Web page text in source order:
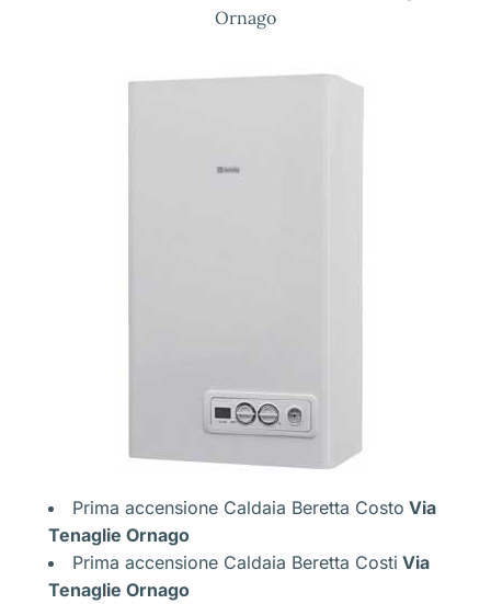
Ornago
Prima accensione Caldaia Beretta Costo Via
Tenaglie Ornago
Prima accensione Caldaia Beretta Costi Via
Tenaglie Ornago